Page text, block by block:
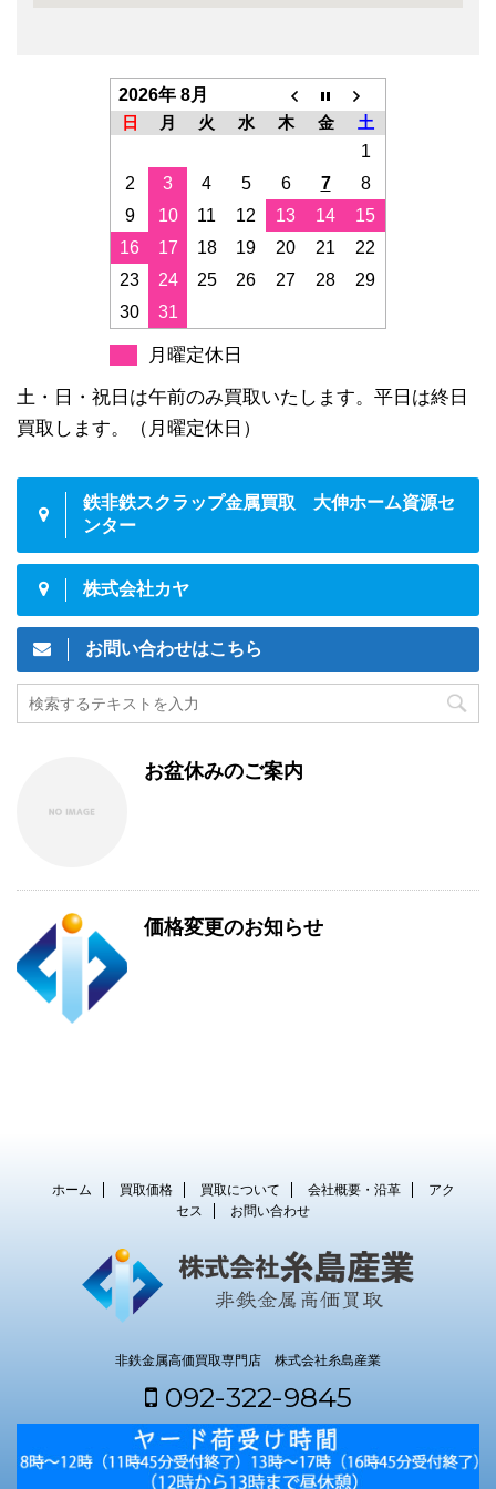
2026年 8月
日
月 火 水 木 金
土
1
2
3 4 5 6 7
8
9
10 11 12 13 14
15
16
17 18 19 20 21
22
23
24 25 26 27 28
29
30
31
月曜定休日
土・日・祝日は午前のみ買取いたします。平日は終日
買取します。（月曜定休日）
鉄非鉄スクラップ金属買取 大伸ホーム資源セ
ンター
株式会社カヤ
お問い合わせはこちら
お盆休みのご案内
価格変更のお知らせ
ホーム 買取価格 買取について 会社概要・沿革
アク
セス
お問い合わせ
非鉄金属高価買取専門店 株式会社糸島産業
092-322-9845